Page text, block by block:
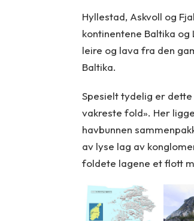
Hyllestad, Askvoll og
kontinentene Baltika
leire og lava fra den
Baltika.
Spesielt tydelig er
vakreste fold». Her
havbunnen
av lyse lag av
foldete lagene et flott